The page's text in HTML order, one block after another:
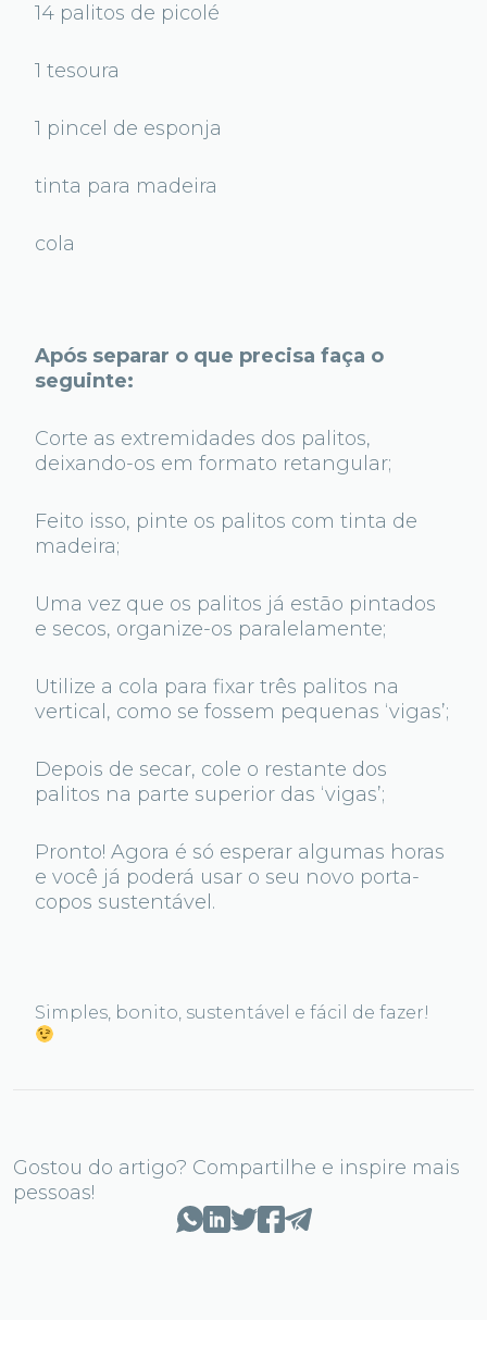
14 palitos de picolé
1 tesoura
1 pincel de esponja
tinta para madeira
cola
Após separar o que precisa faça o
seguinte:
Corte as extremidades dos palitos,
deixando-os em formato retangular;
Feito isso, pinte os palitos com tinta de
madeira;
Uma vez que os palitos já estão pintados
e secos, organize-os paralelamente;
Utilize a cola para fixar três palitos na
vertical, como se fossem pequenas ‘vigas’;
Depois de secar, cole o restante dos
palitos na parte superior das ‘vigas’;
Pronto! Agora é só esperar algumas horas
e você já poderá usar o seu novo porta-
copos sustentável.
Simples, bonito, sustentável e fácil de fazer!
Gostou do artigo? Compartilhe e inspire mais
pessoas!